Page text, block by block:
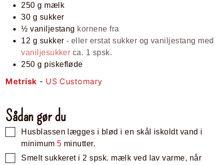
250 g mælk
30 g sukker
½ vaniljestang kornene fra
12 g sukker - eller erstat sukker og vaniljestang med
vaniljesukker ca. 1 spsk.
250 g piskefløde
Metrisk - US Customary
Sådan gør du
Husblassen lægges i blød i en skål iskoldt vand i
minimum5 minutter.
Smelt sukkeret i 2 spsk. mælk ved lav varme, når